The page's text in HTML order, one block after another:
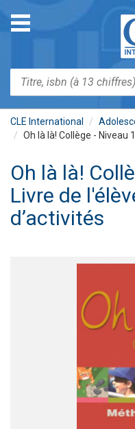
contenu
Toggle
navigation
Rechercher
CLE International
Oh là là! Collège - Niveau
Oh là là!
Livre de
d’activités